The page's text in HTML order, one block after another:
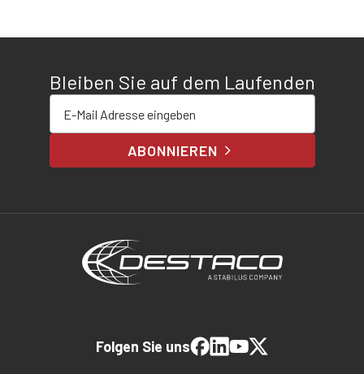
Bleiben Sie auf dem Laufenden
ABONNIEREN
Folgen Sie uns